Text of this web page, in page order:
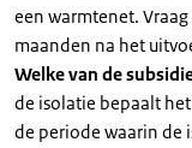
een warmtenet.
maanden na het
Welke van de
de isolatie bepaalt
de periode waarin de